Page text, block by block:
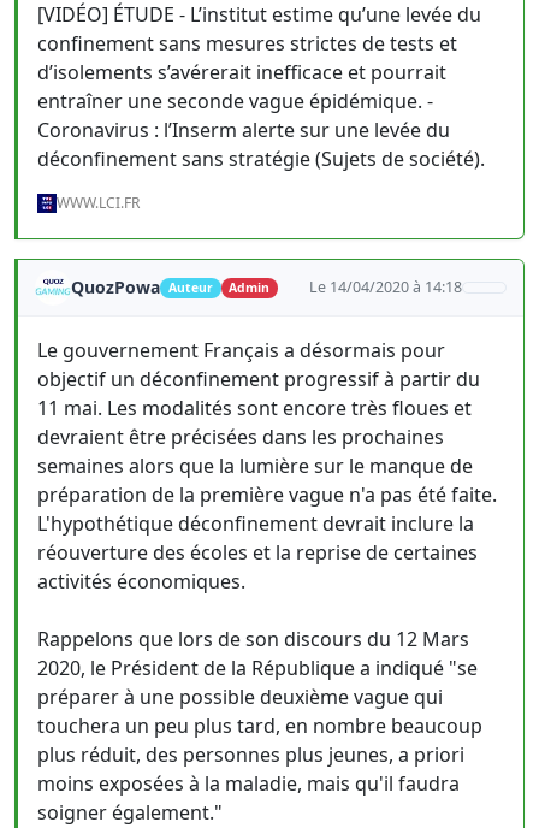
[VIDÉO] ÉTUDE - L’institut estime qu’une levée du
confinement sans mesures strictes de tests et
d’isolements s’avérerait inefficace et pourrait
entraîner une seconde vague épidémique. -
Coronavirus : l’Inserm alerte sur une levée du
déconfinement sans stratégie (Sujets de société).
WWW.LCI.FR
QuozPowa Auteur Admin Le 14/04/2020 à 14:18
Le gouvernement Français a désormais pour
objectif un déconfinement progressif à partir du
11 mai. Les modalités sont encore très floues et
devraient être précisées dans les prochaines
semaines alors que la lumière sur le manque de
préparation de la première vague n'a pas été faite.
L'hypothétique déconfinement devrait inclure la
réouverture des écoles et la reprise de certaines
activités économiques.
Rappelons que lors de son discours du 12 Mars
2020, le Président de la République a indiqué "se
préparer à une possible deuxième vague qui
touchera un peu plus tard, en nombre beaucoup
plus réduit, des personnes plus jeunes, a priori
moins exposées à la maladie, mais qu'il faudra
soigner également."